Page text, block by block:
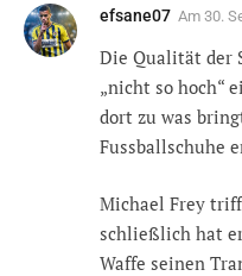
efsane07 Am 30.
Die Qualität der
„nicht so hoch“
dort zu was
Fussballschuhe
Michael Frey
schließlich hat
Waffe seinen